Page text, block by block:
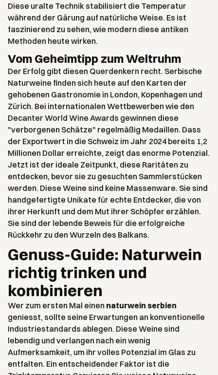
Diese uralte Technik stabilisiert die Temperatur
während der Gärung auf natürliche Weise. Es ist
faszinierend zu sehen, wie modern diese antiken
Methoden heute wirken.
Vom Geheimtipp zum Weltruhm
Der Erfolg gibt diesen Querdenkern recht. Serbische
Naturweine finden sich heute auf den Karten der
gehobenen Gastronomie in London, Kopenhagen und
Zürich. Bei internationalen Wettbewerben wie den
Decanter World Wine Awards gewinnen diese
"verborgenen Schätze" regelmäßig Medaillen. Dass
der Exportwert in die Schweiz im Jahr 2024 bereits 1,2
Millionen Dollar erreichte, zeigt das enorme Potenzial.
Jetzt ist der ideale Zeitpunkt, diese Raritäten zu
entdecken, bevor sie zu gesuchten Sammlerstücken
werden. Diese Weine sind keine Massenware. Sie sind
handgefertigte Unikate für echte Entdecker, die von
ihrer Herkunft und dem Mut ihrer Schöpfer erzählen.
Sie sind der lebende Beweis für die erfolgreiche
Rückkehr zu den Wurzeln des Balkans.
Genuss-Guide: Naturwein
richtig trinken und
kombinieren
Wer zum ersten Mal einen naturwein serbien
geniesst, sollte seine Erwartungen an konventionelle
Industriestandards ablegen. Diese Weine sind
lebendig und verlangen nach ein wenig
Aufmerksamkeit, um ihr volles Potenzial im Glas zu
entfalten. Ein entscheidender Faktor ist die